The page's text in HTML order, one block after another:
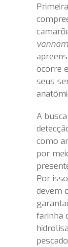
ocorre
seus
A
como
por
Por
devem
farinha